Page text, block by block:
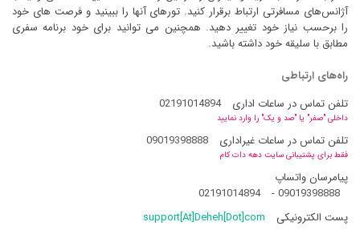
آژانس‌های مسافرتی ارتباط برقرار کنید. تورهای آنها را ببینید و فرصت های خود
را برحسب نیاز خود تغییر دهید. همچنین می توانید برای خود برنامه سفری
مطابق با سلیقه خود داشته باشید.
راه‌های ارتباطی
تلفن تماس در ساعات اداری
02191014894
داخلی "صفر" یا "صد و یک" را وارد نمایید
تلفن تماس در ساعات غیراداری 09019398888
فقط برای پشتیبانی سایت دهه دات کام
پیامرسان واتساپ
09019398888
-
02191014894
پست الکترونیکی
support[At]Deheh[Dot]com